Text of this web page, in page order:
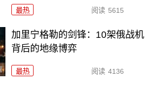
最热 阅读 5615
加里宁格勒的剑锋：10架俄战机
背后的地缘博弈
最热 阅读 4136